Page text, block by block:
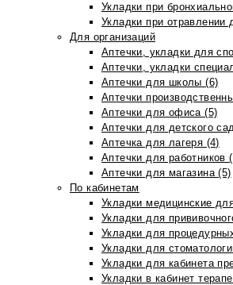
Укладки при
Укладки при отравлении
Для организаций
Аптечки, укладки для
Аптечки, укладки
Аптечки для школы (6)
Аптечки
Аптечки для офиса (5)
Аптечки для детского
Аптечка для лагеря (4)
Аптечки для работников
Аптечки для магазина (5)
По кабинетам
Укладки медицинские
Укладки для
Укладки для
Укладки для
Укладки для кабинета
Укладки в кабинет